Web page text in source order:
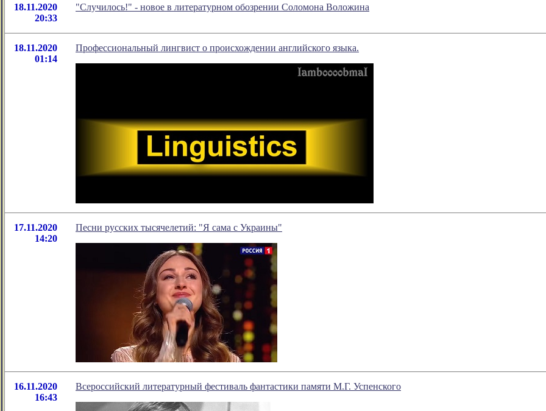
18.11.2020
20:33
"Случилось!" - новое в литературном обозрении Соломона Воложина
18.11.2020
01:14
Профессиональный лингвист о происхождении английского языка.
17.11.2020
14:20
Песни русских тысячелетий: "Я сама с Украины"
16.11.2020
16:43
Всероссийский литературный фестиваль фантастики памяти М.Г. Успенского